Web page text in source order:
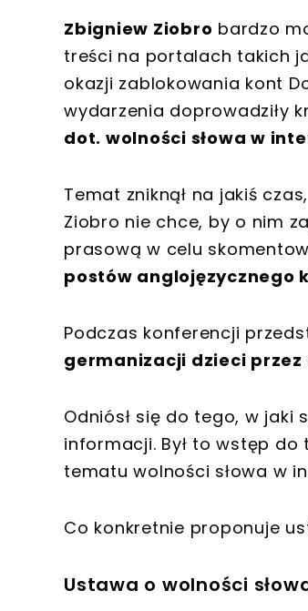
Zbigniew Ziobro bardzo
treści na portalach takich
okazji zablokowania kont
wydarzenia doprowadziły
dot. wolności słowa w
Temat zniknął na jakiś
Ziobro nie chce, by o nim
prasową w celu
postów anglojęzycznego
Podczas konferencji
germanizacji dzieci przez
Odniósł się do tego, w
informacji. Był to wstęp
tematu wolności słowa w
Co konkretnie proponuje
Ustawa o wolności